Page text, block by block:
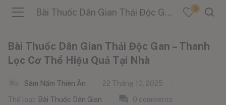
(Sản Phẩm )
Bài Thuốc Dân Gian Thải Độc Gan – Thanh Lọc Cơ Thể Hiệu Quả Tại Nhà 0
Bài Thuốc Dân Gian Thải Độc Gan – Thanh
Lọc Cơ Thể Hiệu Quả Tại Nhà
Sâm Nấm Thiên Ân
22 Tháng 10, 2025
Thể loại: Bài Thuốc Dân Gian 0 comments